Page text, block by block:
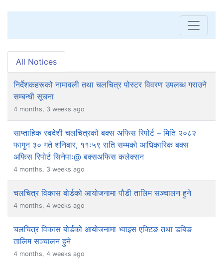
All Notices
निर्देशकहरूको नामावली तथा चलचित्र पोस्टर विवरण उपलब्ध गराउने
सम्बन्धी सूचना
4 months, 3 weeks ago
साप्ताहिक स्वदेशी चलचित्रको बक्स अफिस रिपोर्ट – मिति २०८२
फागुन ३० गते शनिबार, ११ः५९ राति सम्मको आधिकारिक बक्स
अफिस रिपोर्ट सिनेपाः@ बक्सअफिस कलेक्सन
4 months, 3 weeks ago
चलचित्र विकास बोर्डको आयोजनामा पौडी तालिम सञ्चालन हुने
4 months, 4 weeks ago
चलचित्र विकास बोर्डको आयोजनामा भ्वाइस एक्टिङ तथा डबिङ
तालिम सञ्चालन हुने
4 months, 4 weeks ago